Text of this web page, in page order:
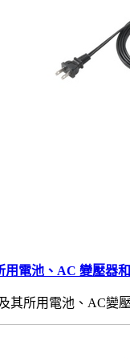
電池、AC 變壓器
其所用電池、AC變